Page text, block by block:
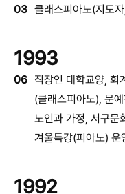
03 클래스피아노(지도
1993
06 직장인 대학교양, 회
(클래스피아노), 문예
노인과 가정, 서구문
겨울특강(피아노) 운
1992